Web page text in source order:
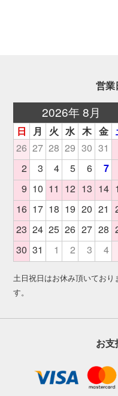
営業
土日祝日はお休み頂いており
す。
お支